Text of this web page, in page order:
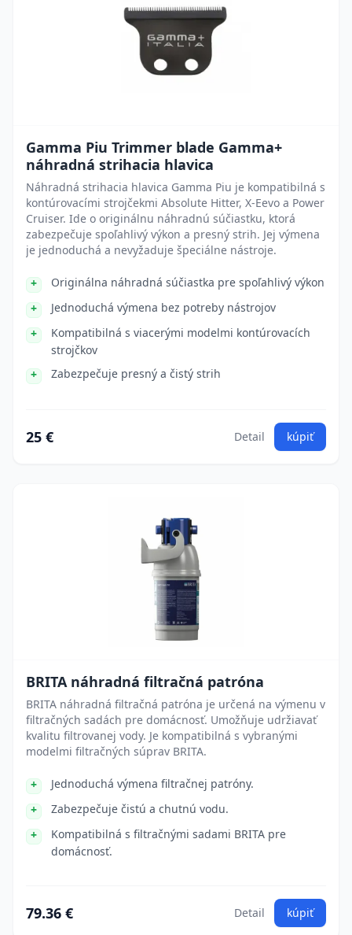
Gamma Piu Trimmer blade Gamma+
náhradná strihacia hlavica
Náhradná strihacia hlavica Gamma Piu je kompatibilná s
kontúrovacími strojčekmi Absolute Hitter, X-Eevo a Power
Cruiser. Ide o originálnu náhradnú súčiastku, ktorá
zabezpečuje spoľahlivý výkon a presný strih. Jej výmena
je jednoduchá a nevyžaduje špeciálne nástroje.
Originálna náhradná súčiastka pre spoľahlivý výkon
Jednoduchá výmena bez potreby nástrojov
Kompatibilná s viacerými modelmi kontúrovacích
strojčkov
Zabezpečuje presný a čistý strih
25 € Detail kúpiť
BRITA náhradná filtračná patróna
BRITA náhradná filtračná patróna je určená na výmenu v
filtračných sadách pre domácnosť. Umožňuje udržiavať
kvalitu filtrovanej vody. Je kompatibilná s vybranými
modelmi filtračných súprav BRITA.
Jednoduchá výmena filtračnej patróny.
Zabezpečuje čistú a chutnú vodu.
Kompatibilná s filtračnými sadami BRITA pre
domácnosť.
79.36 € Detail kúpiť